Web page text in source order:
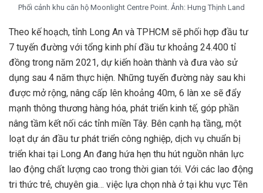
Phối cảnh khu căn hộ Moonlight Centre Point. Ảnh: Hưng Thịnh Land
Theo kế hoạch, tỉnh Long An và TPHCM sẽ phối hợp đầu tư
7 tuyến đường với tổng kinh phí đầu tư khoảng 24.400 tỉ
đồng trong năm 2021, dự kiến hoàn thành và đưa vào sử
dụng sau 4 năm thực hiện. Những tuyến đường này sau khi
được mở rộng, nâng cấp lên khoảng 40m, 6 làn xe sẽ đẩy
mạnh thông thương hàng hóa, phát triển kinh tế, góp phần
nâng tầm kết nối các tỉnh miền Tây. Bên cạnh hạ tầng, một
loạt dự án đầu tư phát triển công nghiệp, dịch vụ chuẩn bị
triển khai tại Long An đang hứa hẹn thu hút nguồn nhân lực
lao động chất lượng cao trong thời gian tới. Với các lao động
tri thức trẻ, chuyên gia… việc lựa chọn nhà ở tại khu vực Tên